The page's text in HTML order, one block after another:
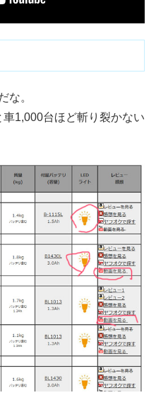
な。
1,000台ほど斬り裂かない